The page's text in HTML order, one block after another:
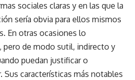
sociales claras y en las que la
sería obvia para ellos mismos
En otras ocasiones lo
pero de modo sutil, indirecto y
puedan justificar o
Sus características más notables